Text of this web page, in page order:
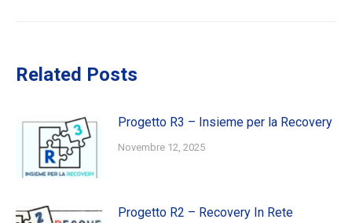
Related Posts
Progetto R3 – Insieme per la Recovery
Novembre 12, 2025
Progetto R2 – Recovery In Rete